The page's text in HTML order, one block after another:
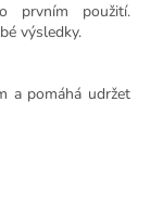
prvním použití.
výsledky.
a pomáhá udržet